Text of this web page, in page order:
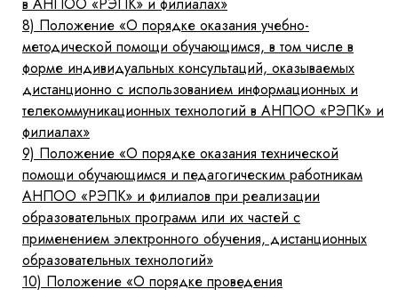
8) Положение «О порядке оказания учебно-
методической помощи обучающимся, в том числе в
форме индивидуальных консультаций, оказываемых
дистанционно с использованием информационных и
телекоммуникационных технологий в АНПОО «РЭПК» и
филиалах»
9) Положение «О порядке оказания технической
помощи обучающимся и педагогическим работникам
АНПОО «РЭПК» и филиалов при реализации
образовательных программ или их частей с
применением электронного обучения, дистанционных
образовательных технологий»
10) Положение «О порядке проведения